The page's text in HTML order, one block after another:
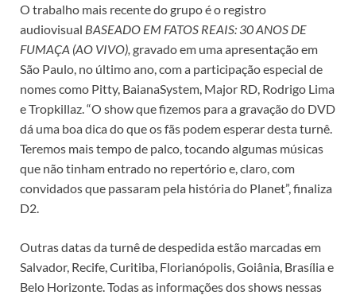
O trabalho mais recente do grupo é o registro
audiovisual BASEADO EM FATOS REAIS: 30 ANOS DE
FUMAÇA (AO VIVO), gravado em uma apresentação em
São Paulo, no último ano, com a participação especial de
nomes como Pitty, BaianaSystem, Major RD, Rodrigo Lima
e Tropkillaz. “O show que fizemos para a gravação do DVD
dá uma boa dica do que os fãs podem esperar desta turnê.
Teremos mais tempo de palco, tocando algumas músicas
que não tinham entrado no repertório e, claro, com
convidados que passaram pela história do Planet”, finaliza
D2.
Outras datas da turnê de despedida estão marcadas em
Salvador, Recife, Curitiba, Florianópolis, Goiânia, Brasília e
Belo Horizonte. Todas as informações dos shows nessas